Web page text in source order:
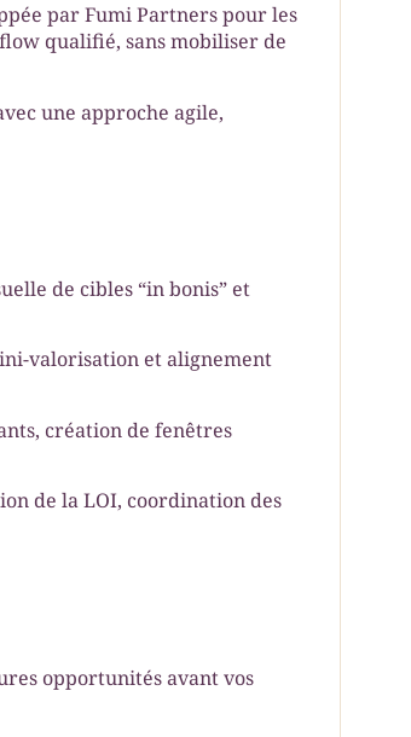
par Fumi Partners pour les
qualifié, sans mobiliser de
une approche agile,
de cibles “in bonis” et
valorisation et alignement
création de fenêtres
de la LOI, coordination des
opportunités avant vos